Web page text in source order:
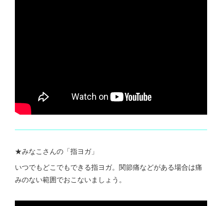
★みなこさんの「指ヨガ」
いつでもどこでもできる指ヨガ。関節痛などがある場合は痛
みのない範囲でおこないましょう。